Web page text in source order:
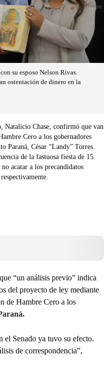
su esposo Nelson Rivas.
ostentación de dinero en la
Natalicio Chase, confirmó que van
Cero a los gobernadores
Paraná, César “Landy” Torres.
de la fastuosa fiesta de 15
acatar a los precandidatos
“un análisis previo” indica
del proyecto de ley mediante
de Hambre Cero a los
el Senado ya tuvo su efecto.
de correspondencia”,